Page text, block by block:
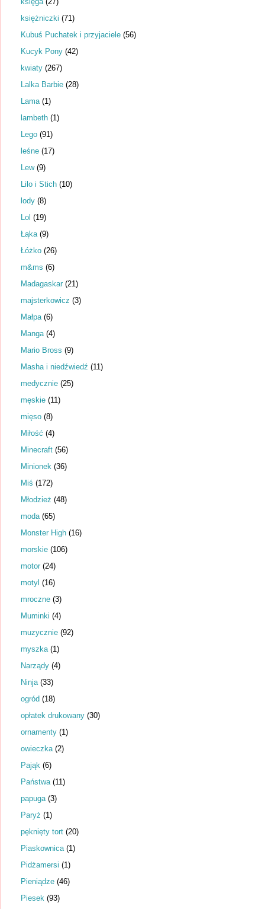
księżniczki (71)
Kubuś Puchatek i przyjaciele (56)
Kucyk Pony (42)
kwiaty (267)
Lalka Barbie (28)
Lama (1)
lambeth (1)
Lego (91)
leśne (17)
Lew (9)
Lilo i Stich (10)
lody (8)
Lol (19)
Łąka (9)
Łóżko (26)
m&ms (6)
Madagaskar (21)
majsterkowicz (3)
Małpa (6)
Manga (4)
Mario Bross (9)
Masha i niedźwiedź (11)
medycznie (25)
męskie (11)
mięso (8)
Miłość (4)
Minecraft (56)
Minionek (36)
Miś (172)
Młodzież (48)
moda (65)
Monster High (16)
morskie (106)
motor (24)
motyl (16)
mroczne (3)
Muminki (4)
muzycznie (92)
myszka (1)
Narządy (4)
Ninja (33)
ogród (18)
opłatek drukowany (30)
ornamenty (1)
owieczka (2)
Pająk (6)
Państwa (11)
papuga (3)
Paryż (1)
pęknięty tort (20)
Piaskownica (1)
Pidżamersi (1)
Pieniądze (46)
Piesek (93)